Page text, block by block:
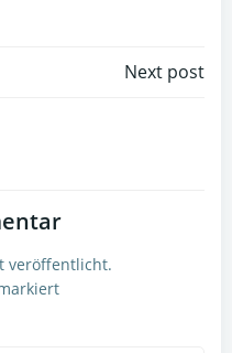
Next post
veröffentlicht.